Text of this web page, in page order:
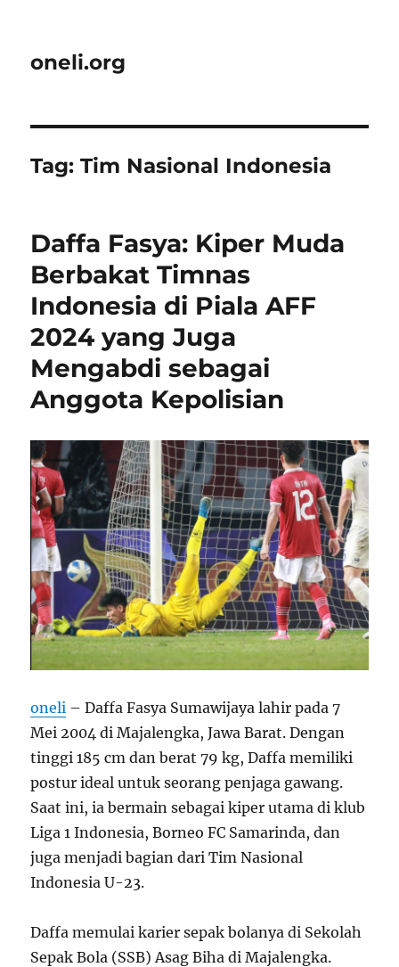
oneli.org
Tag:Tim Nasional Indonesia
Daffa Fasya: Kiper Muda
Berbakat Timnas
Indonesia di Piala AFF
2024 yang Juga
Mengabdi sebagai
Anggota Kepolisian
oneli – Daffa Fasya Sumawijaya lahir pada 7
Mei 2004 di Majalengka, Jawa Barat. Dengan
tinggi 185 cm dan berat 79 kg, Daffa memiliki
postur ideal untuk seorang penjaga gawang.
Saat ini, ia bermain sebagai kiper utama di klub
Liga 1 Indonesia, Borneo FC Samarinda, dan
juga menjadi bagian dari Tim Nasional
Indonesia U-23.
Daffa memulai karier sepak bolanya di Sekolah
Sepak Bola (SSB) Asag Biha di Majalengka.